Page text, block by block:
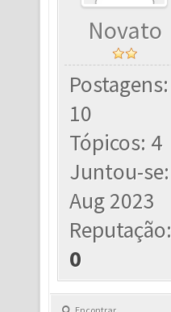
Novato
Postagens:
10
Tópicos: 4
Juntou-se:
Aug 2023
Reputação:
0